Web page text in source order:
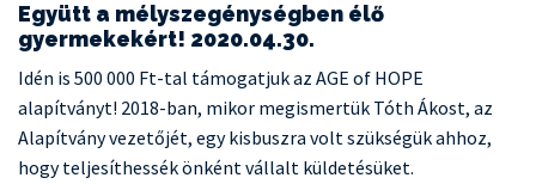
Együtt a mélyszegénységben élő
gyermekekért! 2020.04.30.
Idén is 500 000 Ft-tal támogatjuk az AGE of HOPE
alapítványt! 2018-ban, mikor megismertük Tóth Ákost, az
Alapítvány vezetőjét, egy kisbuszra volt szükségük ahhoz,
hogy teljesíthessék önként vállalt küldetésüket.